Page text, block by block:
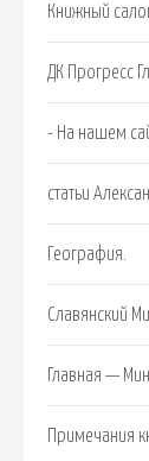
Книжный
ДК Прогресс
- На нашем
статьи
География.
Славянский
Главная —
Примечания